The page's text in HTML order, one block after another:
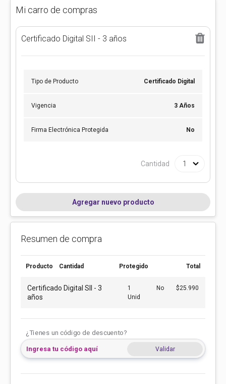
Mi carro de compras
Certificado Digital SII - 3 años
Tipo de Producto Certificado Digital
Vigencia 3 Años
Firma Electrónica Protegida No
Cantidad
Agregar nuevo producto
Resumen de compra
Producto Cantidad Protegido Total
Certificado Digital SII - 3
años
1
Unid
No $25.990
¿Tienes un código de descuento?
Validar